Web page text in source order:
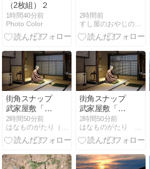
（2枚組）２
1時間40分前
Photo Color
2時間前
すし屋のおやじのカメラフォトアルバム
街角スナップ
武家屋敷「松
江城を望む屋
敷跡・・・堀
端に並んでい
♪」
2時間50分前
はなものがたり（松尾誠司写真集・花物語）
街角スナップ
武家屋敷「松
江城を望む屋
敷跡・・・堀
端に並んでい
♪」
2時間50分前
はなものがたり 松尾誠司写真集